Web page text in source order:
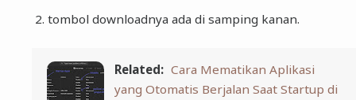
tombol downloadnya ada di samping kanan.
Related: Cara Mematikan Aplikasi
yang Otomatis Berjalan Saat Startup di